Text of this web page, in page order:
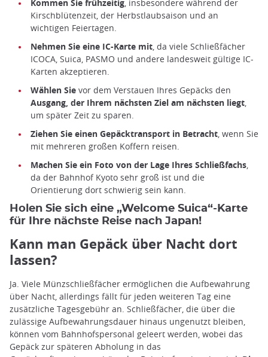
Kommen Sie frühzeitig, insbesondere während der
Kirschblütenzeit, der Herbstlaubsaison und an
wichtigen Feiertagen.
Nehmen Sie eine IC-Karte mit, da viele Schließfächer
ICOCA, Suica, PASMO und andere landesweit gültige IC-
Karten akzeptieren.
Wählen Sie vor dem Verstauen Ihres Gepäcks den
Ausgang, der Ihrem nächsten Ziel am nächsten liegt,
um später Zeit zu sparen.
Ziehen Sie einen Gepäcktransport in Betracht, wenn Sie
mit mehreren großen Koffern reisen.
Machen Sie ein Foto von der Lage Ihres Schließfachs,
da der Bahnhof Kyoto sehr groß ist und die
Orientierung dort schwierig sein kann.
Holen Sie sich eine „Welcome Suica“-Karte
für Ihre nächste Reise nach Japan!
Kann man Gepäck über Nacht dort
lassen?
Ja. Viele Münzschließfächer ermöglichen die Aufbewahrung
über Nacht, allerdings fällt für jeden weiteren Tag eine
zusätzliche Tagesgebühr an. Schließfächer, die über die
zulässige Aufbewahrungsdauer hinaus ungenutzt bleiben,
können vom Bahnhofspersonal geleert werden, wobei das
Gepäck zur späteren Abholung in das